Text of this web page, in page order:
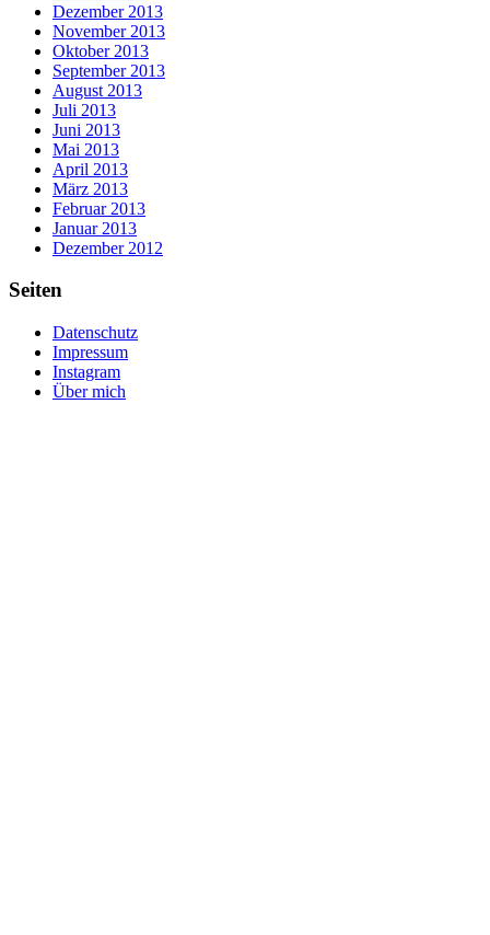
Dezember 2013
November 2013
Oktober 2013
September 2013
August 2013
Juli 2013
Juni 2013
Mai 2013
April 2013
März 2013
Februar 2013
Januar 2013
Dezember 2012
Seiten
Datenschutz
Impressum
Instagram
Über mich